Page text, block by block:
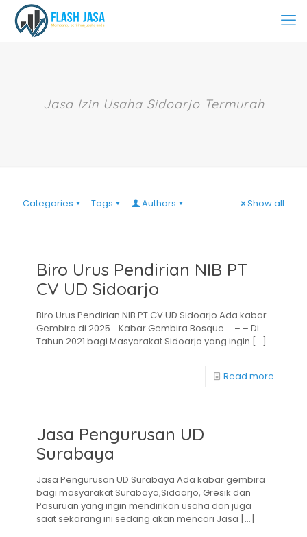
Jasa Izin Usaha Sidoarjo Termurah
Categories Tags Authors Show all
Biro Urus Pendirian NIB PT
CV UD Sidoarjo
Biro Urus Pendirian NIB PT CV UD Sidoarjo Ada kabar
Gembira di 2025… Kabar Gembira Bosque…. – – Di
Tahun 2021 bagi Masyarakat Sidoarjo yang ingin […]
Read more
Jasa Pengurusan UD
Surabaya
Jasa Pengurusan UD Surabaya Ada kabar gembira
bagi masyarakat Surabaya,Sidoarjo, Gresik dan
Pasuruan yang ingin mendirikan usaha dan juga
saat sekarang ini sedang akan mencari Jasa […]